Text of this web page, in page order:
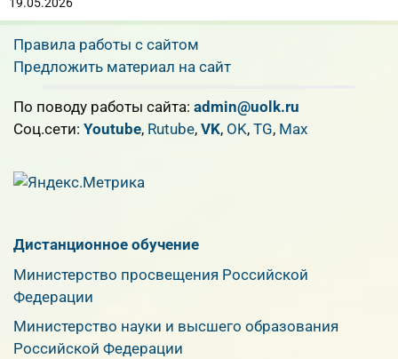
19.05.2026
Правила работы с сайтом
Предложить материал на сайт
По поводу работы сайта: admin@uolk.ru
Cоц.сети: Youtube, Rutube, VK, OK, TG, Max
Дистанционное обучение
Министерство просвещения Российской
Федерации
Министерство науки и высшего образования
Российской Федерации